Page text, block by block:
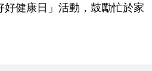
健康日」活動，鼓勵忙於家